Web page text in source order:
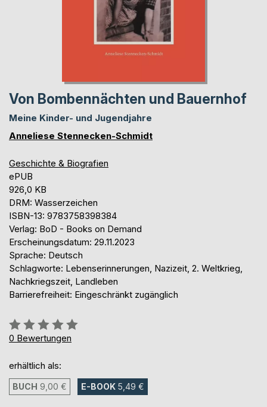
Von Bombennächten und Bauernhof
Meine Kinder- und Jugendjahre
Anneliese Stennecken-Schmidt
Geschichte & Biografien
ePUB
926,0 KB
DRM: Wasserzeichen
ISBN-13: 9783758398384
Verlag: BoD - Books on Demand
Erscheinungsdatum: 29.11.2023
Sprache: Deutsch
Schlagworte: Lebenserinnerungen, Nazizeit, 2. Weltkrieg,
Nachkriegszeit, Landleben
Barrierefreiheit: Eingeschränkt zugänglich
Bewertung::
0%
0 Bewertungen
erhältlich als:
BUCH 9,00 € E-BOOK 5,49 €